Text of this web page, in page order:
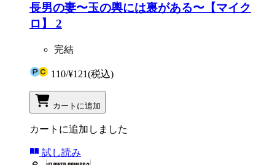
長男の妻〜玉の輿には裏がある〜【マイク
ロ】 2
完結
110/¥121(税込)
カートに追加
カートに追加しました
試し読み